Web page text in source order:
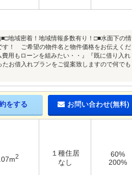
地域密着！地域情報多数有り！□■水面下の情
す！ ご希望の物件名と物件価格をお伝えくだ
用もローンを組みたい・・』『既に借り入れ
お借入れプランをご提案致しますので何でも
をする お問い合わせ(無料)
2
１種住居
なし
60%
200%